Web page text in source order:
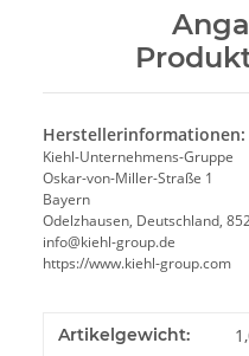
Herstellerinformationen:
Kiehl-Unternehmens-Gruppe
Oskar-von-Miller-Straße 1
Bayern
Odelzhausen, Deutschland,
info@kiehl-group.de
https://www.kiehl-group.com
Artikelgewicht: